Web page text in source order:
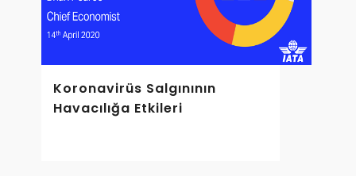
Koronavirüs Salgınının
Havacılığa Etkileri